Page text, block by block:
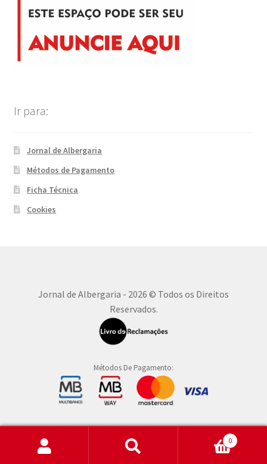
Ir para:
Jornal de Albergaria
Métodos de Pagamento
Ficha Técnica
Cookies
Jornal de Albergaria - 2026 © Todos os Direitos
Reservados.
Métodos De Pagamento:
Pesquisar
Pesquisa
0